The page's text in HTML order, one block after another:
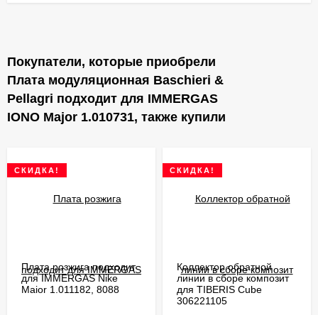
Покупатели, которые приобрели
Плата модуляционная Baschieri &
Pellagri подходит для IMMERGAS
IONO Major 1.010731, также купили
СКИДКА!
Плата розжига подходит
для IMMERGAS Nike
Maior 1.011182, 8088
СКИДКА!
Коллектор обратной
линии в сборе композит
для TIBERIS Cube
306221105